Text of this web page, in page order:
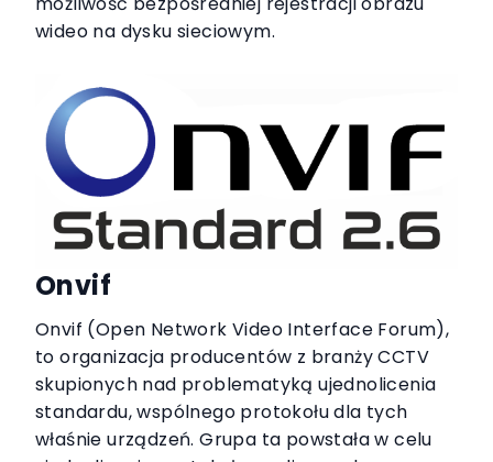
wideo na dysku sieciowym.
Onvif
Onvif (Open Network Video Interface Forum),
to organizacja producentów z branży CCTV
skupionych nad problematyką ujednolicenia
standardu, wspólnego protokołu dla tych
właśnie urządzeń. Grupa ta powstała w celu